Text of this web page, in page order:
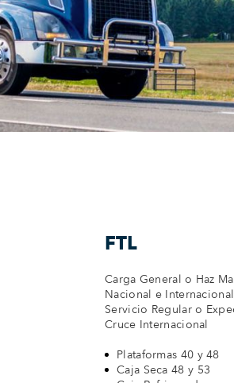
FTL
Carga General o Haz
Nacional e Internacional
Servicio Regular o
Cruce Internacional
Plataformas 40 y 48
Caja Seca 48 y 53